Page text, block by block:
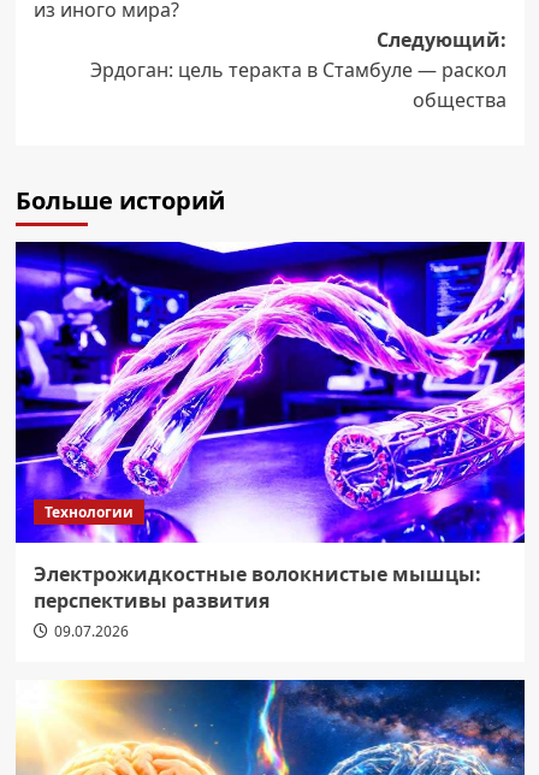
из иного мира?
Следующий:
Эрдоган: цель теракта в Стамбуле — раскол
общества
Больше историй
Технологии
Электрожидкостные волокнистые мышцы:
перспективы развития
09.07.2026